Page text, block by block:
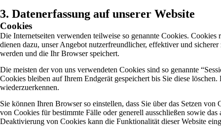
3. Datenerfassung auf unserer Website
Cookies
Die Internetseiten verwenden teilweise so genannte Cookies.
dienen dazu, unser Angebot nutzerfreundlicher, effektiver und
werden und die Ihr Browser speichert.
Die meisten der von uns verwendeten Cookies sind so genannte
Cookies bleiben auf Ihrem Endgerät gespeichert bis Sie diese
wiederzuerkennen.
Sie können Ihren Browser so einstellen, dass Sie über das Setzen
von Cookies für bestimmte Fälle oder generell ausschließen sowie
Deaktivierung von Cookies kann die Funktionalität dieser Website